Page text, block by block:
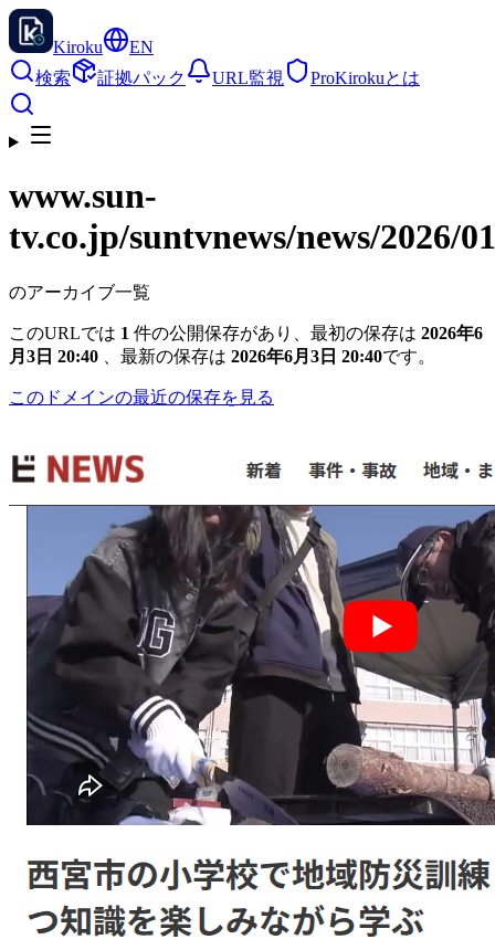
Kiroku
EN
検索
証拠パック URL監視 ProKirokuとは
www.sun-
tv.co.jp/suntvnews/news/2026/
のアーカイブ一覧
このURLでは 1 件の公開保存があり、最初の保存は 2026年6
月3日 20:40
、最新の保存は 2026年6月3日 20:40です。
このドメインの最近の保存を見る